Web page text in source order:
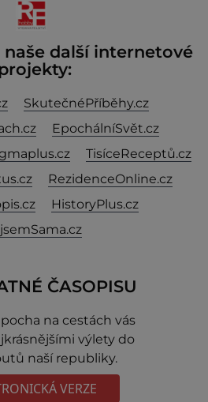
další internetové
SkutečnéPříběhy.cz
EpochálníSvět.cz
TisíceReceptů.cz
RezidenceOnline.cz
HistoryPlus.cz
ČASOPISU
na cestách vás
výlety do
naší republiky.
VERZE